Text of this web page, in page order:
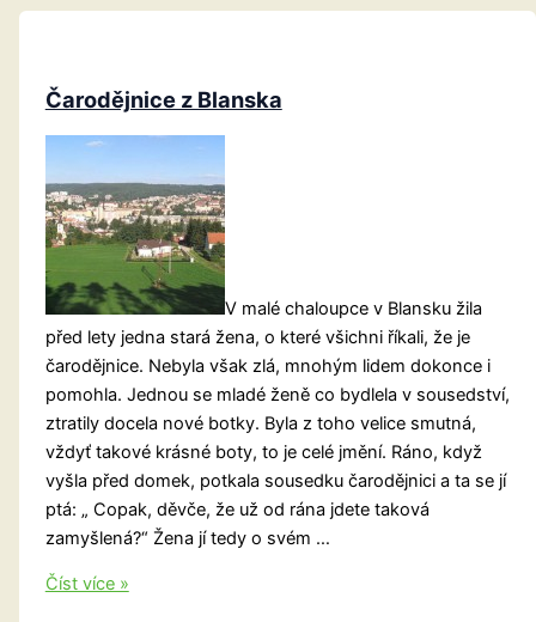
Čarodějnice z Blanska
V malé chaloupce v Blansku žila
před lety jedna stará žena, o které všichni říkali, že je
čarodějnice. Nebyla však zlá, mnohým lidem dokonce i
pomohla. Jednou se mladé ženě co bydlela v sousedství,
ztratily docela nové botky. Byla z toho velice smutná,
vždyť takové krásné boty, to je celé jmění. Ráno, když
vyšla před domek, potkala sousedku čarodějnici a ta se jí
ptá: „ Copak, děvče, že už od rána jdete taková
zamyšlená?“ Žena jí tedy o svém …
Čarodějnice
Číst více »